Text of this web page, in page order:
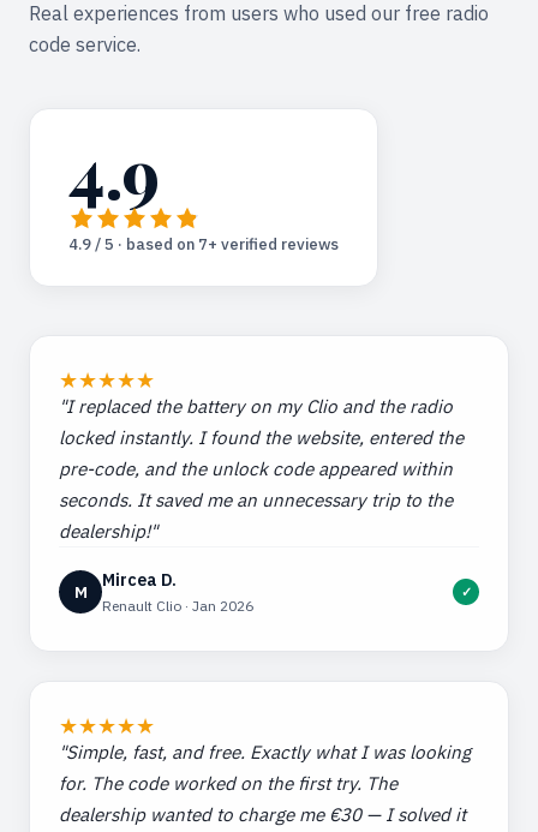
Real experiences from users who used our free radio
code service.
4.9
4.9 / 5 · based on 7+ verified reviews
★★★★★
"I replaced the battery on my Clio and the radio
locked instantly. I found the website, entered the
pre-code, and the unlock code appeared within
seconds. It saved me an unnecessary trip to the
dealership!"
M
Mircea D.
Renault Clio · Jan 2026
✓
★★★★★
"Simple, fast, and free. Exactly what I was looking
for. The code worked on the first try. The
dealership wanted to charge me €30 — I solved it